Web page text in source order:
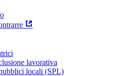
lavorativa
locali (SPL)